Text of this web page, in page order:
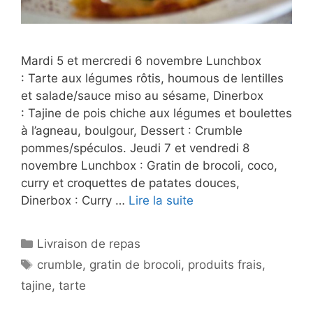
Mardi 5 et mercredi 6 novembre Lunchbox
: Tarte aux légumes rôtis, houmous de lentilles
et salade/sauce miso au sésame, Dinerbox
: Tajine de pois chiche aux légumes et boulettes
à l’agneau, boulgour, Dessert : Crumble
pommes/spéculos. Jeudi 7 et vendredi 8
novembre Lunchbox : Gratin de brocoli, coco,
curry et croquettes de patates douces,
Dinerbox : Curry … Lire la suite
Catégories
Livraison de repas
Étiquettes
crumble, gratin de brocoli, produits frais,
tajine, tarte